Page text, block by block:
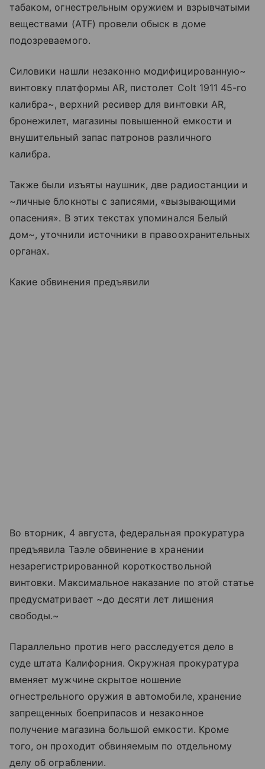
табаком, огнестрельным оружием и взрывчатыми
веществами (ATF) провели обыск в доме
подозреваемого.
Силовики нашли незаконно модифицированную~
винтовку платформы AR, пистолет Colt 1911 45-го
калибра~, верхний ресивер для винтовки AR,
бронежилет, магазины повышенной емкости и
внушительный запас патронов различного
калибра.
Также были изъяты наушник, две радиостанции и
~личные блокноты с записями, «вызывающими
опасения». В этих текстах упоминался Белый
дом~, уточнили источники в правоохранительных
органах.
Какие обвинения предъявили
Во вторник, 4 августа, федеральная прокуратура
предъявила Таэле обвинение в хранении
незарегистрированной короткоствольной
винтовки. Максимальное наказание по этой статье
предусматривает ~до десяти лет лишения
свободы.~
Параллельно против него расследуется дело в
суде штата Калифорния. Окружная прокуратура
вменяет мужчине скрытое ношение
огнестрельного оружия в автомобиле, хранение
запрещенных боеприпасов и незаконное
получение магазина большой емкости. Кроме
того, он проходит обвиняемым по отдельному
делу об ограблении.